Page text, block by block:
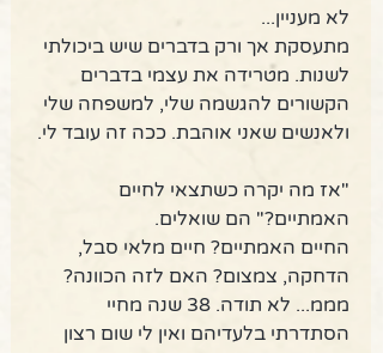
לא מעניין...
מתעסקת אך ורק בדברים שיש ביכולתי
לשנות. מטרידה את עצמי בדברים
הקשורים להגשמה שלי, למשפחה שלי
ולאנשים שאני אוהבת. ככה זה עובד לי.
"אז מה יקרה כשתצאי לחיים
האמתיים?" הם שואלים.
החיים האמתיים? חיים מלאי סבל,
הדחקה, צמצום? האם לזה הכוונה?
מממ... לא תודה. 38 שנה מחיי
הסתדרתי בלעדיהם ואין לי שום רצון